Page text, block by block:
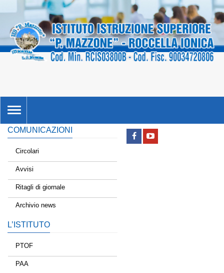
TOGGLE
NAVIGATION
COMUNICAZIONI
Circolari
Avvisi
Ritagli di giornale
Archivio news
L’ISTITUTO
PTOF
PAA